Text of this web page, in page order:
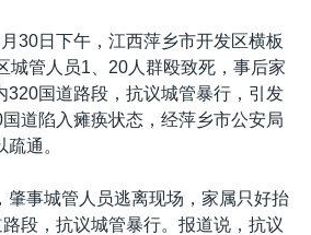
30日下午，江西萍乡市开发区横板
城管人员1、20人群殴致死，事后家
320国道路段，抗议城管暴行，引发
道陷入瘫痪状态，经萍乡市公安局
通。
肇事城管人员逃离现场，家属只好抬
段，抗议城管暴行。报道说，抗议